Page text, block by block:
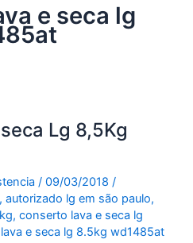
e seca lg
Lg 8,5Kg
/09/03/2018 /
,autorizado lg em são paulo,
,conserto lava e seca lg
e seca lg 8.5kg wd1485at